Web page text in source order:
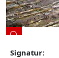
Signatur: